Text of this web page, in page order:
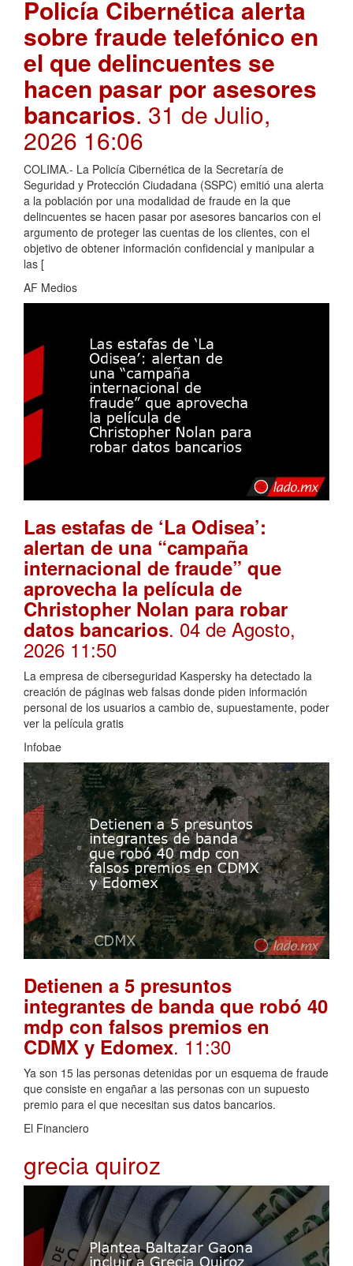
Policía Cibernética alerta
sobre fraude telefónico en
el que delincuentes se
hacen pasar por asesores
bancarios. 31 de Julio,
2026 16:06
COLIMA.- La Policía Cibernética de la Secretaría de
Seguridad y Protección Ciudadana (SSPC) emitió una alerta
a la población por una modalidad de fraude en la que
delincuentes se hacen pasar por asesores bancarios con el
argumento de proteger las cuentas de los clientes, con el
objetivo de obtener información confidencial y manipular a
las [
AF Medios
Las estafas de ‘La Odisea’:
alertan de una “campaña
internacional de fraude” que
aprovecha la película de
Christopher Nolan para robar
datos bancarios. 04 de Agosto,
2026 11:50
La empresa de ciberseguridad Kaspersky ha detectado la
creación de páginas web falsas donde piden información
personal de los usuarios a cambio de, supuestamente, poder
ver la película gratis
Infobae
Detienen a 5 presuntos
integrantes de banda que robó 40
mdp con falsos premios en
CDMX y Edomex. 11:30
Ya son 15 las personas detenidas por un esquema de fraude
que consiste en engañar a las personas con un supuesto
premio para el que necesitan sus datos bancarios.
El Financiero
grecia quiroz